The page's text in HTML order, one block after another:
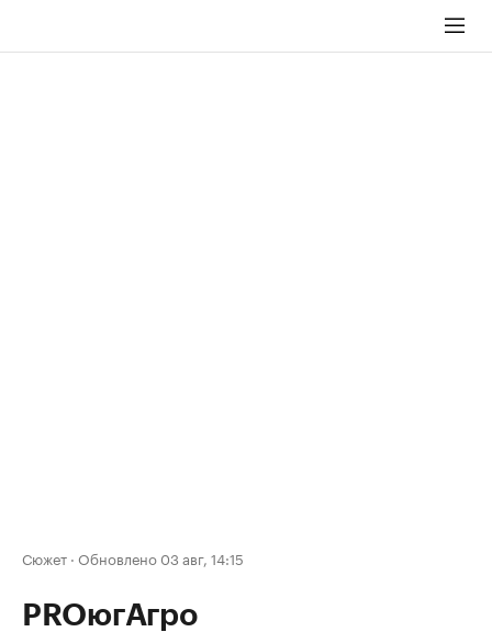
Сюжет · Обновлено 03 авг, 14:15
PROюгАгро